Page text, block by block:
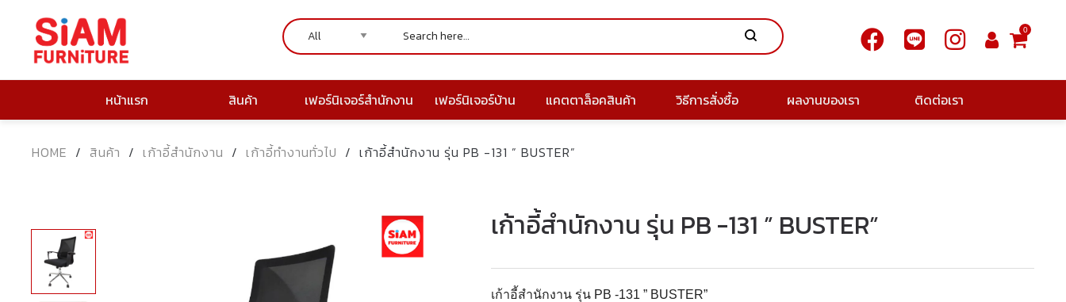
0
หน้าแรก สินค้า เฟอร์นิเจอร์สำนักงาน เฟอร์นิเจอร์บ้าน แคตตาล็อคสินค้า วิธีการสั่งซื้อ ผลงานของเรา ติดต่อเรา
HOME / สินค้า / เก้าอี้สำนักงาน / เก้าอี้ทำงานทั่วไป / เก้าอี้สำนักงาน รุ่น PB -131 ” BUSTER”
เก้าอี้สำนักงาน รุ่น PB -131 ” BUSTER”
เก้าอี้สำนักงาน รุ่น PB -131 ” BUSTER”